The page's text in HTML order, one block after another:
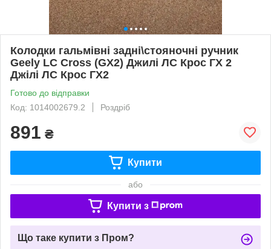
Колодки гальмівні задні\стояночні ручник
Geely LC Cross (GX2) Джилі ЛС Крос ГХ 2
Джілі ЛС Крос ГХ2
Готово до відправки
Код: 1014002679.2
Роздріб
891 ₴
Купити
або
Купити з
Що таке купити з Пром?